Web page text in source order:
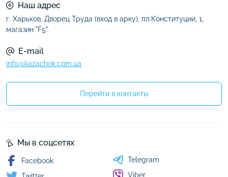
Наш адрес
г. Харьков, Дворец Труда (вход в арку), пл.Конституции, 1,
магазин "F5".
E-mail
info@kazachok.com.ua
Перейти в контакты
Мы в соцсетях
Facebook
Telegram
Viber